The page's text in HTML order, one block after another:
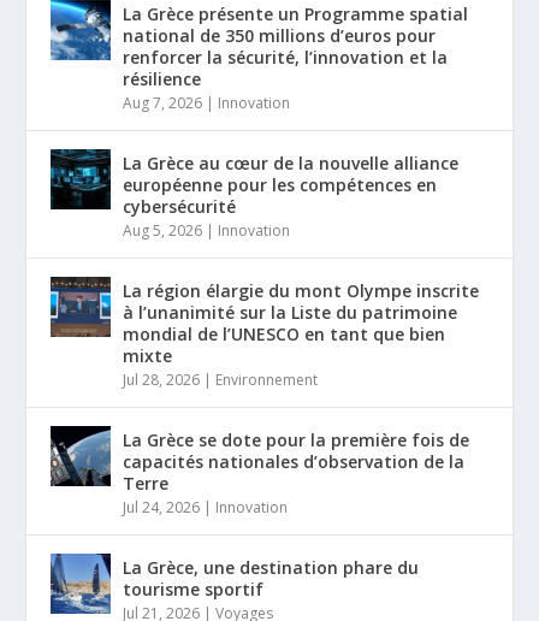
La Grèce présente un Programme spatial
national de 350 millions d’euros pour
renforcer la sécurité, l’innovation et la
résilience
Aug 7, 2026 | Innovation
La Grèce au cœur de la nouvelle alliance
européenne pour les compétences en
cybersécurité
Aug 5, 2026 | Innovation
La région élargie du mont Olympe inscrite
à l’unanimité sur la Liste du patrimoine
mondial de l’UNESCO en tant que bien
mixte
Jul 28, 2026 | Environnement
La Grèce se dote pour la première fois de
capacités nationales d’observation de la
Terre
Jul 24, 2026 | Innovation
La Grèce, une destination phare du
tourisme sportif
Jul 21, 2026 |Voyages